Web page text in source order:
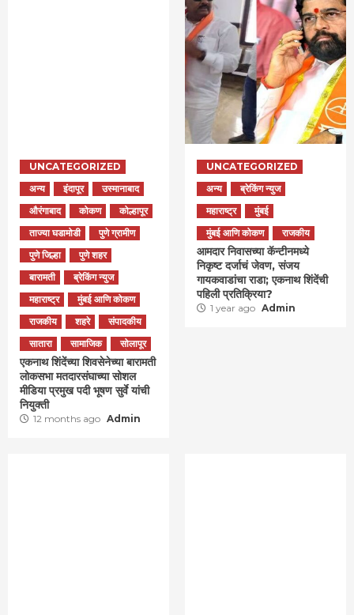
UNCATEGORIZED
अन्य
इंदापूर
उस्मानाबाद
औरंगाबाद
कोकण
कोल्हापूर
ताज्या घडामोडी
पुणे ग्रामीण
पुणे जिल्हा
पुणे शहर
बारामती
ब्रेकिंग न्युज
महाराष्ट्र
मुंबई आणि कोकण
राजकीय
शहरे
संपादकीय
सातारा
सामाजिक सोलापूर
एकनाथ शिंदेंच्या शिवसेनेच्या बारामती
लोकसभा मतदारसंघाच्या सोशल
मीडिया प्रमुख पदी भूषण सुर्वे यांची
नियुक्ती
12 months ago Admin
UNCATEGORIZED
अन्य
ब्रेकिंग न्युज
महाराष्ट्र
मुंबई
मुंबई आणि कोकण
राजकीय
आमदार निवासच्या कॅन्टीनमध्ये
निकृष्ट दर्जाचं जेवण, संजय
गायकवाडांचा राडा; एकनाथ शिंदेंची
पहिली प्रतिक्रिया?
1 year ago Admin